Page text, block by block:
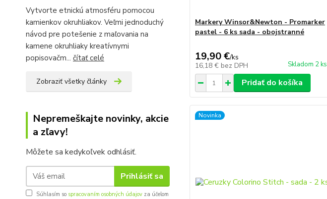
Vytvorte etnickú atmosféru pomocou
kamienkov okruhliakov. Veľmi jednoduchý
návod pre potešenie z maľovania na
kamene okruhliaky kreatívnymi
popisovačm... čítať celé
Zobraziť všetky články
Nepremeškajte novinky, akcie
a zľavy!
Môžete sa kedykoľvek odhlásiť.
Prihlásiť sa
Súhlasím so spracovaním osobných údajov za účelom
Markery Winsor&Newton - Promarker
pastel - 6 ks sada - obojstranné
19,90 €/ks
16,18 € bez DPH Skladom 2 ks
Pridať do košíka
Novinka